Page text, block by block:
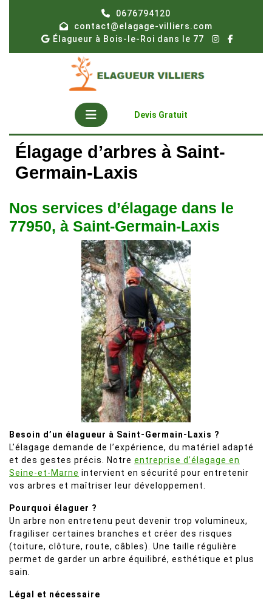
0676794120
contact@elagage-villiers.com
Élagueur à Bois-le-Roi dans le 77
Open
Button
Devis Gratuit
Élagage d’arbres à Saint-
Germain-Laxis
Nos services d’élagage dans le
77950, à Saint-Germain-Laxis
Besoin d’un élagueur à Saint-Germain-Laxis ?
L’élagage demande de l’expérience, du matériel adapté
et des gestes précis. Notre entreprise d’élagage en
Seine-et-Marne intervient en sécurité pour entretenir
vos arbres et maîtriser leur développement.
Pourquoi élaguer ?
Un arbre non entretenu peut devenir trop volumineux,
fragiliser certaines branches et créer des risques
(toiture, clôture, route, câbles). Une taille régulière
permet de garder un arbre équilibré, esthétique et plus
sain.
Légal et nécessaire